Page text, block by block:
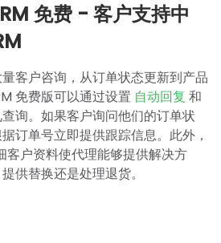
免费 - 客户支持中
客户咨询，从订单状态更新到产品
免费版可以通过设置 自动回复 和
询。如果客户询问他们的订单状
订单号立即提供跟踪信息。此外，
客户资料使代理能够提供解决方
供替换还是处理退货。